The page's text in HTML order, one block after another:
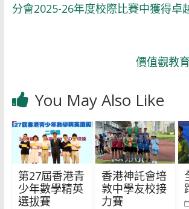
分會2025-26年度校際比賽中獲得卓
價值觀教
You May Also Like
第27屆香港青
少年數學精英
選拔賽
香港神託會培
敦中學友校接
力賽